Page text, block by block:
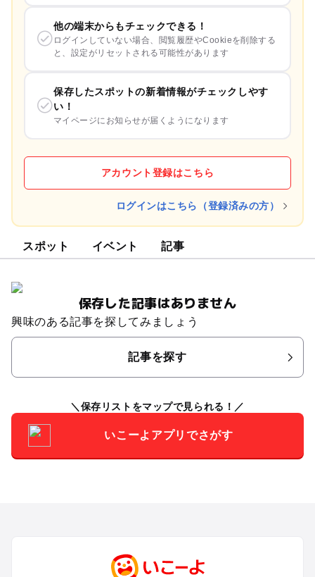
他の端末からもチェックできる！
ログインしていない場合、閲覧履歴やCookieを削除する
と、設定がリセットされる可能性があります
保存したスポットの新着情報がチェックしやす
い！
マイページにお知らせが届くようになります
アカウント登録はこちら
ログインはこちら（登録済みの方）
スポット イベント 記事
保存した記事はありません
興味のある記事を探してみましょう
記事を探す
保存リストをマップで見られる！
いこーよアプリでさがす